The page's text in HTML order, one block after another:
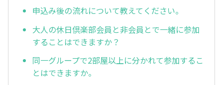
申込み後の流れについて教えてください。
大人の休日倶楽部会員と非会員とで一緒に参加
することはできますか？
同一グループで2部屋以上に分かれて参加するこ
とはできますか。